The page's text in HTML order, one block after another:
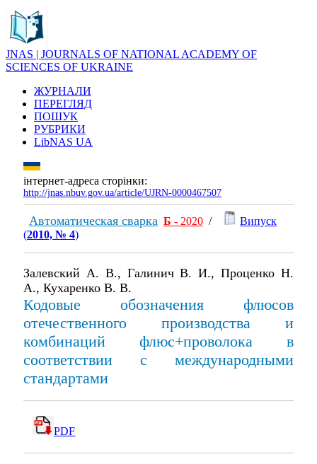
JNAS | JOURNALS OF NATIONAL ACADEMY OF
SCIENCES OF UKRAINE
ЖУРНАЛИ
ПЕРЕГЛЯД
ПОШУК
РУБРИКИ
LibNAS UA
інтернет-адреса сторінки:
http://jnas.nbuv.gov.ua/article/UJRN-0000467507
Автоматическая сварка Б - 2020 /
Випуск
(2010, № 4)
Залевский А. В., Галинич В. И., Проценко Н.
А., Кухаренко В. В.
Кодовые обозначения флюсов
отечественного производства и
комбинаций флюс+проволока в
соответствии с международными
стандартами
PDF